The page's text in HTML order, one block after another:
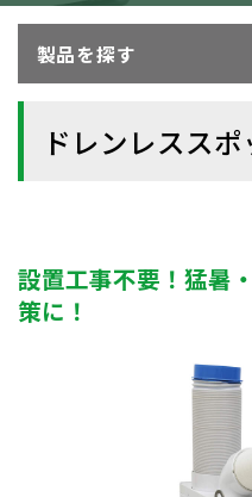
製品を探す
ドレンレスス
設置工事不要！猛暑
策に！